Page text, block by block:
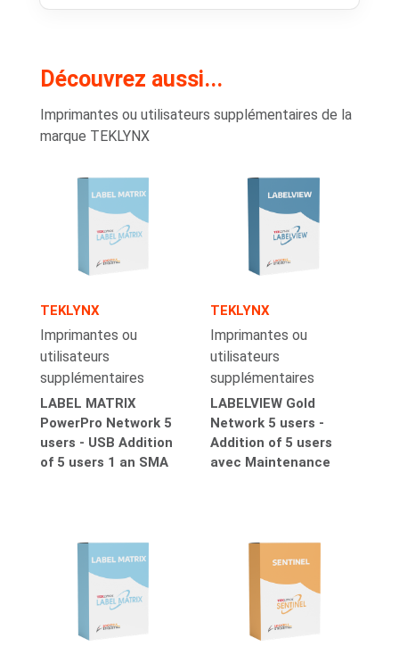
Découvrez aussi...
Imprimantes ou utilisateurs supplémentaires de la
marque TEKLYNX
TEKLYNX
Imprimantes ou
utilisateurs
supplémentaires
LABEL MATRIX
PowerPro Network 5
users - USB Addition
of 5 users 1 an SMA
TEKLYNX
Imprimantes ou
utilisateurs
supplémentaires
LABELVIEW Gold
Network 5 users -
Addition of 5 users
avec Maintenance